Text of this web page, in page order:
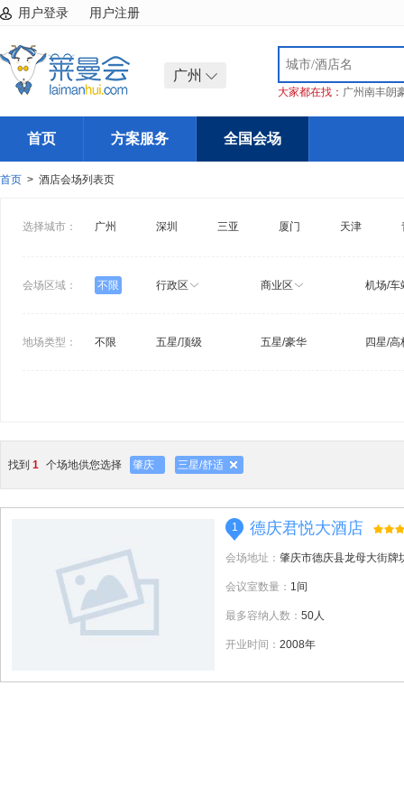
用户登录 用户注册
广州
大家都在找： 广州南丰朗
首页 方案服务 全国会场
首页 > 酒店会场列表页
选择城市： 广州 深圳 三亚 厦门 天津
会场区域： 不限 行政区 商业区 机场/车
地场类型： 不限 五星/顶级 五星/豪华 四星/高
找到 1 个场地供您选择 肇庆 三星/舒适
1 德庆君悦大酒店
会场地址： 肇庆市德庆县龙母大街牌
会议室数量： 1间
最多容纳人数： 50人
开业时间： 2008年